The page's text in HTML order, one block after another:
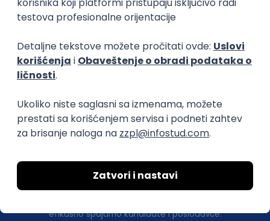
.NET Software Developer
3
Beograd
09.08.2026.
Microservices
Senior
Okupljamo IT zajednicu, podižemo
efikasno spajamo kandidate i poslodavce.